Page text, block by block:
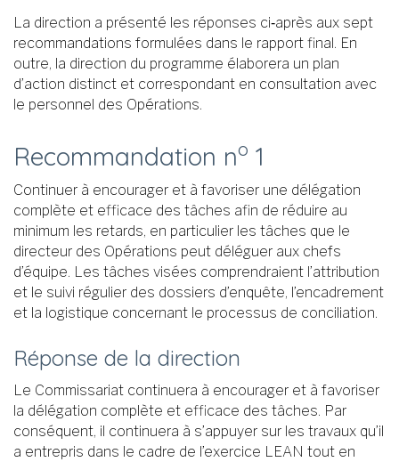
La direction a présenté les réponses ci‑après aux sept
recommandations formulées dans le rapport final. En
outre, la direction du programme élaborera un plan
d’action distinct et correspondant en consultation avec
le personnel des Opérations.
Recommandation no 1
Continuer à encourager et à favoriser une délégation
complète et efficace des tâches afin de réduire au
minimum les retards, en particulier les tâches que le
directeur des Opérations peut déléguer aux chefs
d’équipe. Les tâches visées comprendraient l’attribution
et le suivi régulier des dossiers d’enquête, l’encadrement
et la logistique concernant le processus de conciliation.
Réponse de la direction
Le Commissariat continuera à encourager et à favoriser
la délégation complète et efficace des tâches. Par
conséquent, il continuera à s’appuyer sur les travaux qu’il
a entrepris dans le cadre de l’exercice LEAN tout en